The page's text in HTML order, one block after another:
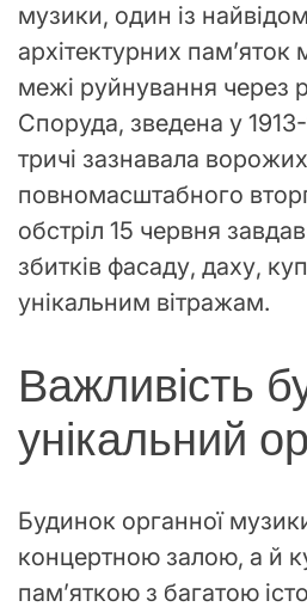
музики, один із
архітектурних пам’яток
межі руйнування через
Споруда, зведена у
тричі зазнавала
повномасштабного
обстріл 15 червня
збитків фасаду, даху,
унікальним вітражам.
Важливість
унікальний
Будинок органної
концертною залою, а й
пам’яткою з багатою